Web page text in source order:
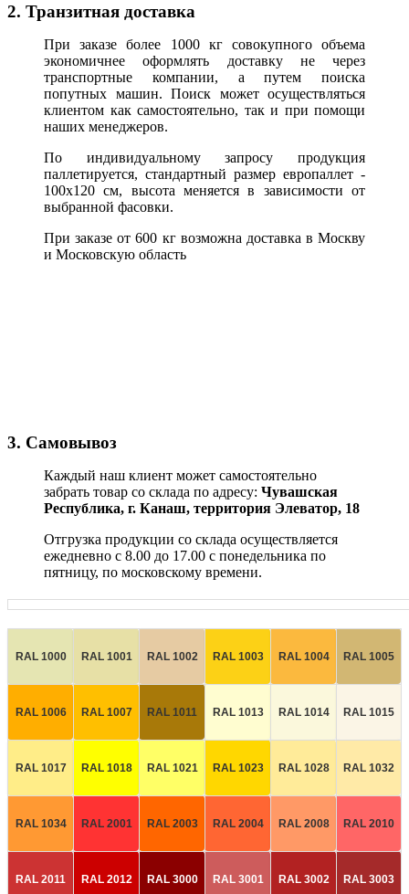
2. Транзитная доставка
При заказе более 1000 кг совокупного объема
экономичнее оформлять доставку не через
транспортные компании, а путем поиска
попутных машин. Поиск может осуществляться
клиентом как самостоятельно, так и при помощи
наших менеджеров.
По индивидуальному запросу продукция
паллетируется, стандартный размер европаллет -
100х120 см, высота меняется в зависимости от
выбранной фасовки.
При заказе от 600 кг возможна доставка в Москву
и Московскую область
3. Самовывоз
Каждый наш клиент может самостоятельно
забрать товар со склада по адресу: Чувашская
Республика, г. Канаш, территория Элеватор, 18
Отгрузка продукции со склада осуществляется
ежедневно с 8.00 до 17.00 с понедельника по
пятницу, по московскому времени.
RAL 1000 RAL 1001 RAL 1002 RAL 1003 RAL 1004 RAL 1005
RAL 1006 RAL 1007 RAL 1011 RAL 1013 RAL 1014 RAL 1015
RAL 1017 RAL 1018 RAL 1021 RAL 1023 RAL 1028 RAL 1032
RAL 1034 RAL 2001 RAL 2003 RAL 2004 RAL 2008 RAL 2010
RAL 2011 RAL 2012 RAL 3000 RAL 3001 RAL 3002 RAL 3003